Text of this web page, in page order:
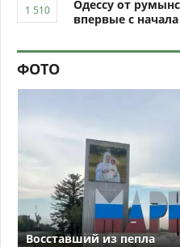
Одессу от
впервые с
ФОТО
Восставший из пепла